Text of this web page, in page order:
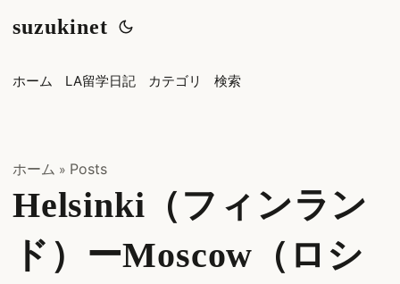
suzukinet
ホーム LA留学日記 カテゴリ 検索
ホーム » Posts
Helsinki（フィンラン
ド）ーMoscow（ロシ